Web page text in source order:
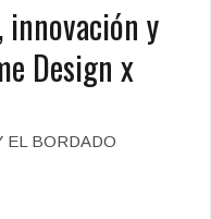
innovación y
Design x
EL BORDADO